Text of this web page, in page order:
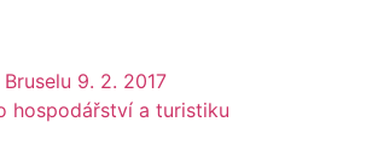
9. 2. 2017
hospodářství a turistiku